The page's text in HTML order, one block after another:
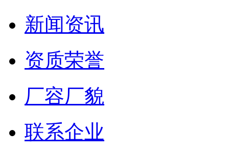
新闻资讯
资质荣誉
厂容厂貌
联系企业